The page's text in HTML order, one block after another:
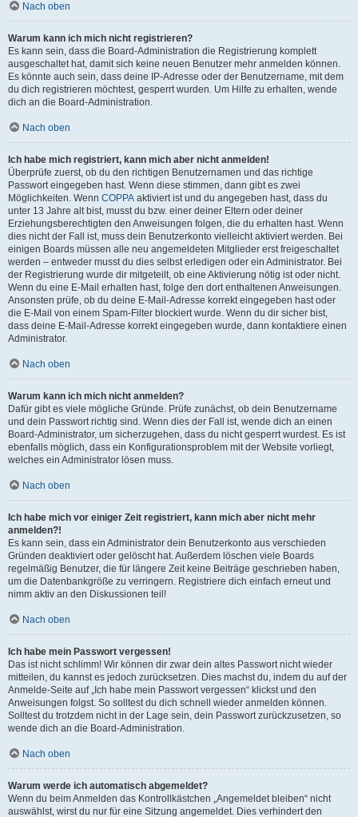
Nach oben
Warum kann ich mich nicht registrieren?
Es kann sein, dass die Board-Administration die Registrierung komplett
ausgeschaltet hat, damit sich keine neuen Benutzer mehr anmelden können.
Es könnte auch sein, dass deine IP-Adresse oder der Benutzername, mit dem
du dich registrieren möchtest, gesperrt wurden. Um Hilfe zu erhalten, wende
dich an die Board-Administration.
Nach oben
Ich habe mich registriert, kann mich aber nicht anmelden!
Überprüfe zuerst, ob du den richtigen Benutzernamen und das richtige
Passwort eingegeben hast. Wenn diese stimmen, dann gibt es zwei
Möglichkeiten. Wenn COPPA aktiviert ist und du angegeben hast, dass du
unter 13 Jahre alt bist, musst du bzw. einer deiner Eltern oder deiner
Erziehungsberechtigten den Anweisungen folgen, die du erhalten hast. Wenn
dies nicht der Fall ist, muss dein Benutzerkonto vielleicht aktiviert werden. Bei
einigen Boards müssen alle neu angemeldeten Mitglieder erst freigeschaltet
werden – entweder musst du dies selbst erledigen oder ein Administrator. Bei
der Registrierung wurde dir mitgeteilt, ob eine Aktivierung nötig ist oder nicht.
Wenn du eine E-Mail erhalten hast, folge den dort enthaltenen Anweisungen.
Ansonsten prüfe, ob du deine E-Mail-Adresse korrekt eingegeben hast oder
die E-Mail von einem Spam-Filter blockiert wurde. Wenn du dir sicher bist,
dass deine E-Mail-Adresse korrekt eingegeben wurde, dann kontaktiere einen
Administrator.
Nach oben
Warum kann ich mich nicht anmelden?
Dafür gibt es viele mögliche Gründe. Prüfe zunächst, ob dein Benutzername
und dein Passwort richtig sind. Wenn dies der Fall ist, wende dich an einen
Board-Administrator, um sicherzugehen, dass du nicht gesperrt wurdest. Es ist
ebenfalls möglich, dass ein Konfigurationsproblem mit der Website vorliegt,
welches ein Administrator lösen muss.
Nach oben
Ich habe mich vor einiger Zeit registriert, kann mich aber nicht mehr
anmelden?!
Es kann sein, dass ein Administrator dein Benutzerkonto aus verschieden
Gründen deaktiviert oder gelöscht hat. Außerdem löschen viele Boards
regelmäßig Benutzer, die für längere Zeit keine Beiträge geschrieben haben,
um die Datenbankgröße zu verringern. Registriere dich einfach erneut und
nimm aktiv an den Diskussionen teil!
Nach oben
Ich habe mein Passwort vergessen!
Das ist nicht schlimm! Wir können dir zwar dein altes Passwort nicht wieder
mitteilen, du kannst es jedoch zurücksetzen. Dies machst du, indem du auf der
Anmelde-Seite auf „Ich habe mein Passwort vergessen“ klickst und den
Anweisungen folgst. So solltest du dich schnell wieder anmelden können.
Solltest du trotzdem nicht in der Lage sein, dein Passwort zurückzusetzen, so
wende dich an die Board-Administration.
Nach oben
Warum werde ich automatisch abgemeldet?
Wenn du beim Anmelden das Kontrollkästchen „Angemeldet bleiben“ nicht
auswählst, wirst du nur für eine Sitzung angemeldet. Dies verhindert den